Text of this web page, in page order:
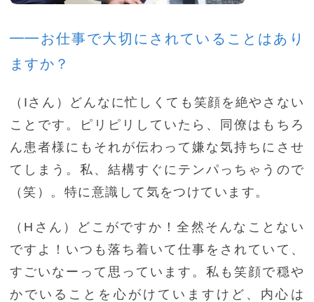
━━お仕事で大切にされていることはあり
ますか？
（Iさん）どんなに忙しくても笑顔を絶やさない
ことです。ピリピリしていたら、同僚はもちろ
ん患者様にもそれが伝わって嫌な気持ちにさせ
てしまう。私、結構すぐにテンパっちゃうので
（笑）。特に意識して気をつけています。
（Hさん）どこがですか！全然そんなことない
ですよ！いつも落ち着いて仕事をされていて、
すごいなーって思っています。私も笑顔で穏や
かでいることを心がけていますけど、内心は